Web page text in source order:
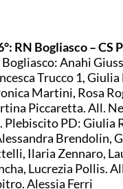
RN Bogliasco – CS
Bogliasco: Anahi
Trucco 1,
Martini, Rosa
Piccaretta. All.
Plebiscito PD:
Brendolin,
Ilaria Zennaro,
Lucrezia Pollis.
Alessia Ferri